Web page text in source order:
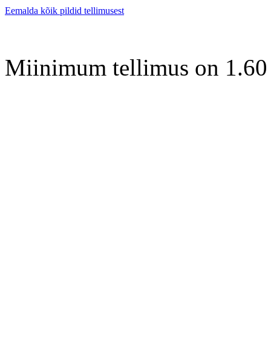
Eemalda kõik pildid tellimusest
Miinimum tellimus on